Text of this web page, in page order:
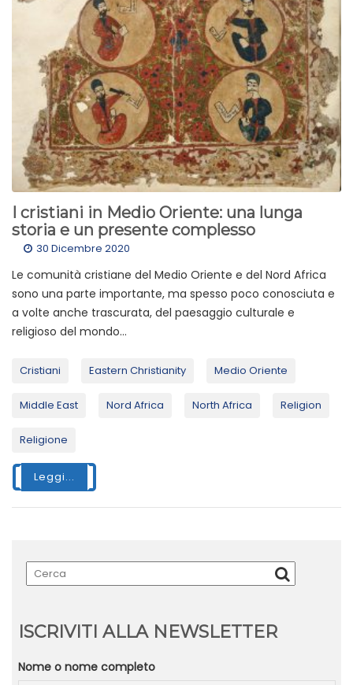
I cristiani in Medio Oriente: una lunga
storia e un presente complesso
30 Dicembre 2020
Le comunità cristiane del Medio Oriente e del Nord Africa
sono una parte importante, ma spesso poco conosciuta e
a volte anche trascurata, del paesaggio culturale e
religioso del mondo...
Cristiani Eastern Christianity Medio Oriente
Middle East Nord Africa North Africa Religion
Religione
Leggi...
ISCRIVITI ALLA NEWSLETTER
Nome o nome completo